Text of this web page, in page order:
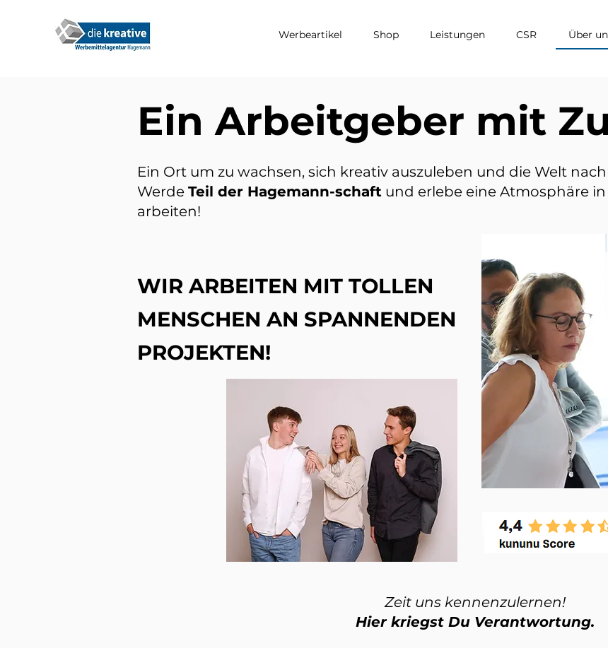
Werbeartikel Shop Leistungen CSR Über
Ein Arbeitgeber mit
Ein Ort um zu wachsen, sich kreativ auszuleben und die Welt
Werde Teil der Hagemann-schaft und erlebe eine Atmosphäre
arbeiten!
WIR ARBEITEN MIT TOLLEN
MENSCHEN AN SPANNENDEN
PROJEKTEN!
Zeit uns kennenzulernen!
Hier kriegst Du Verantwortung.